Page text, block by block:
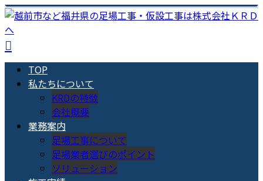
TOP
私たちについて
KRDの特徴
会社概要
業務案内
足場工事について
足場業者選びのポイント
ソリューション